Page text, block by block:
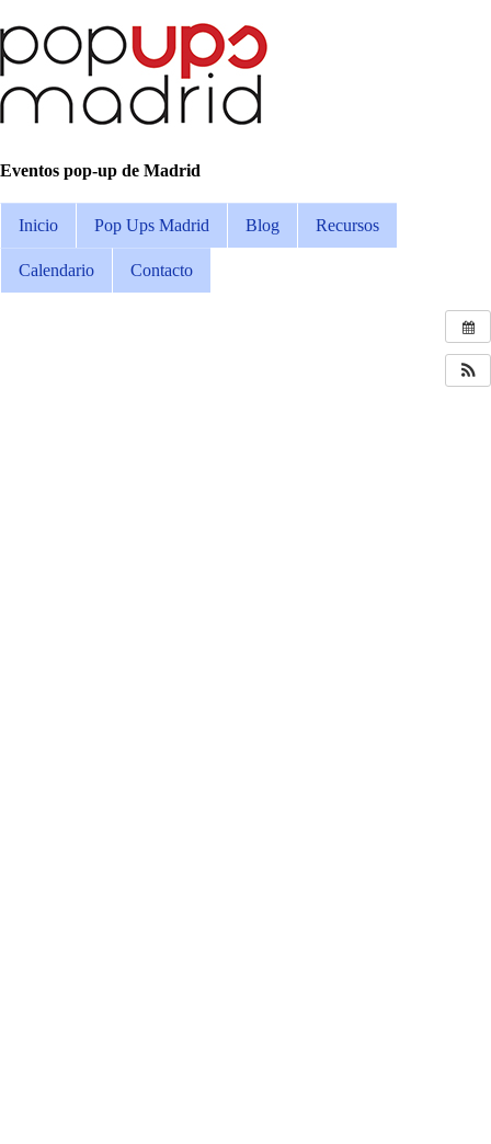
Eventos pop-up de Madrid
Inicio Pop Ups Madrid Blog Recursos
Calendario Contacto